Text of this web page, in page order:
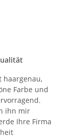
haargenau,
Farbe und
ihn mir
Ihre Firma